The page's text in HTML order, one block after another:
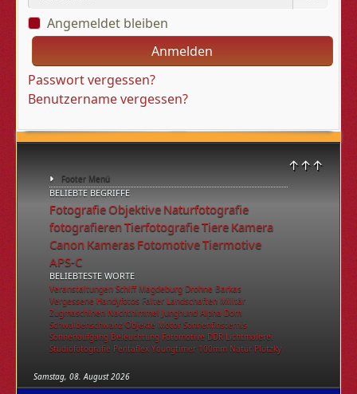
↑↑↑
Footer Menü
BELIEBTE BEGRIFFE
Fotografie Objektive Naturfotografie
fotografieren TierfotografieTiere Kamera
Canon Kameras FotomotiveTiermotive
APS-C
BELIEBTESTE WORTE
Veranstaltungen Schiff Magdeburg Drohne Barkas
Vergessene Handyfotos Falter Landschaften Militär
Zugmaschinen Nachthimmel Junghund Alpha Dom
Schwalbenschwanz Objekte Motor Sonnenfinsternis
Sonnenaufgang Beleuchtung Fotomotive DDR Lichtmalerei
Studiofotografie Pentaflex Youngtimer 100mm Natur Plötzky
Samstag, 08. August 2026
Angemeldet bleiben
Anmelden
Passwort vergessen?
Benutzername vergessen?